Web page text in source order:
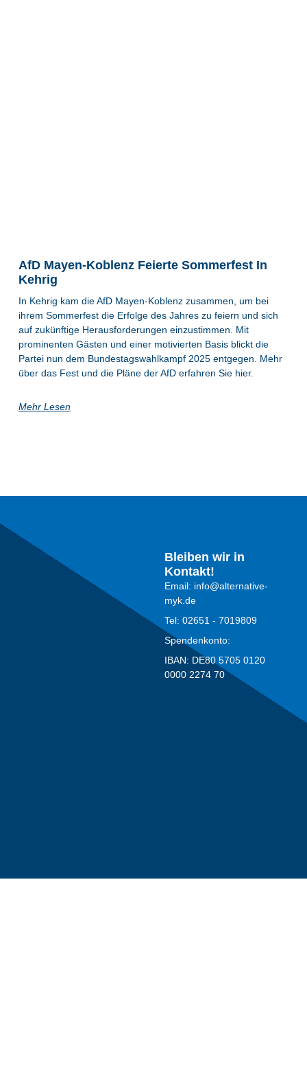
AfD Mayen-Koblenz Feierte Sommerfest In
Kehrig
In Kehrig kam die AfD Mayen-Koblenz zusammen, um bei
ihrem Sommerfest die Erfolge des Jahres zu feiern und sich
auf zukünftige Herausforderungen einzustimmen. Mit
prominenten Gästen und einer motivierten Basis blickt die
Partei nun dem Bundestagswahlkampf 2025 entgegen. Mehr
über das Fest und die Pläne der AfD erfahren Sie hier.
Mehr Lesen
Bleiben wir in
Kontakt!
Email: info@alternative-
myk.de
Tel: 02651 - 7019809
Spendenkonto:
IBAN: DE80 5705 0120
0000 2274 70